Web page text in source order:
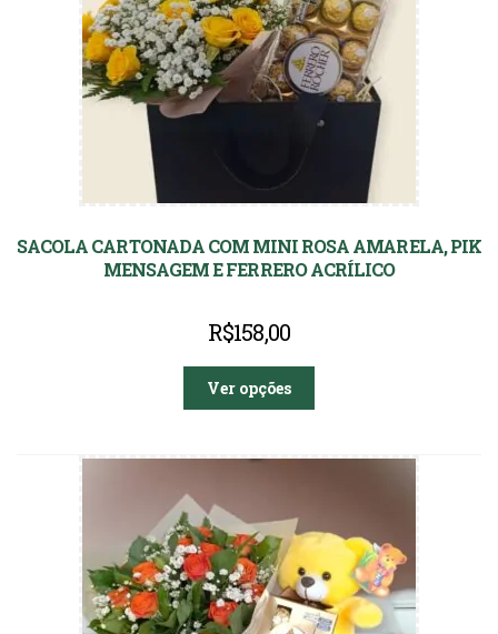
SACOLA CARTONADA COM MINI ROSA AMARELA, PIK
MENSAGEM E FERRERO ACRÍLICO
R$158,00
Ver opções